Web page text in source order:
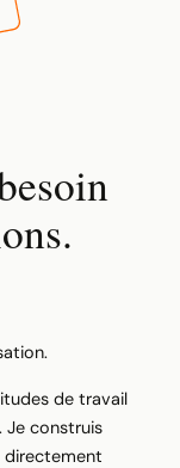
de travail
Je construis
directement